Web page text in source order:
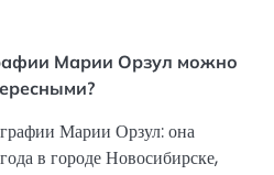
Марии Орзул можно
Марии Орзул: она
в городе Новосибирске,